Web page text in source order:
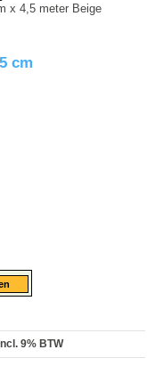
x 4,5 meter Beige
cm
9% BTW